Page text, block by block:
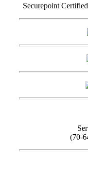
Securepoint
(70-